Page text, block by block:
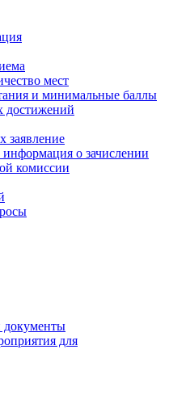
мест
и минимальные баллы
достижений
заявление
о зачислении
комиссии
документы
для